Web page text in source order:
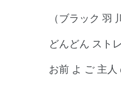
（ブラック 羽
どんどん スト
お前 よ ご 主人